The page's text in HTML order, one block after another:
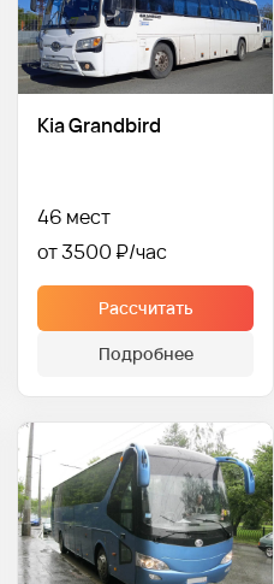
Kia Grandbird
46 мест
от 3500 ₽
Рассчитать
Подробнее